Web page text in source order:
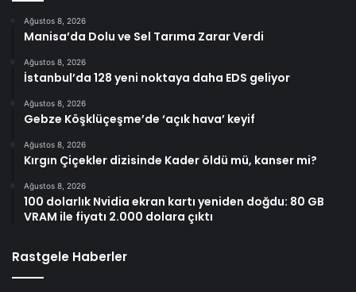
Ağustos 8, 2026
Manisa’da Dolu ve Sel Tarıma Zarar Verdi
Ağustos 8, 2026
İstanbul’da 128 yeni noktaya daha EDS geliyor
Ağustos 8, 2026
Gebze Köşklüçeşme’de ‘açık hava’ keyif
Ağustos 8, 2026
Kırgın Çiçekler dizisinde Kader öldü mü, kanser mi?
Ağustos 8, 2026
100 dolarlık Nvidia ekran kartı yeniden doğdu: 80 GB
VRAM ile fiyatı 2.000 dolara çıktı
Rastgele Haberler